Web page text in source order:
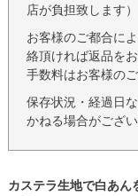
店が負担致します）
お客様のご都合に
絡頂ければ返品を
手数料はお客様の
保存状況・経過日
かねる場合がござい
カステラ生地で白あん